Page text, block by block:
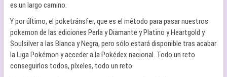
es un largo camino.
Y por último, el poketránsfer, que es el método para pasar nuestros
pokemon de las ediciones Perla y Diamante y Platino y Heartgold y
Soulsilver a las Blanca y Negra, pero sólo estará disponible tras acabar
la Liga Pokémon y acceder a la Pokédex nacional. Todo un reto
conseguirlos todos, píxeles, todo un reto.